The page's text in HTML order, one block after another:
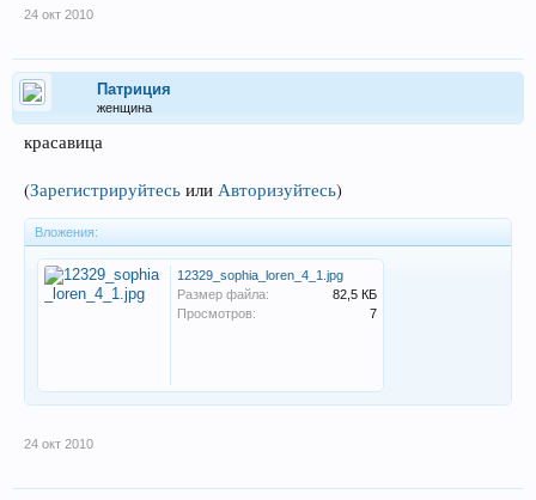
24 окт 2010
Патриция
женщина
красавица
(Зарегистрируйтесь или Авторизуйтесь)
Вложения:
12329_sophia_loren_4_1.jpg
Размер файла:
82,5 КБ
Просмотров:
7
24 окт 2010